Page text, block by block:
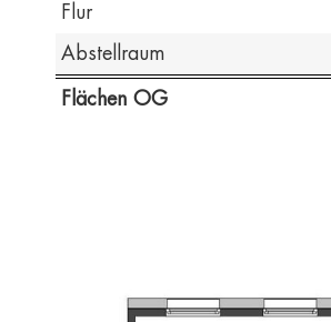
Flur
Abstellraum
Flächen OG